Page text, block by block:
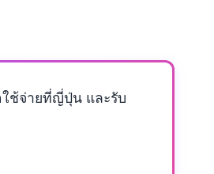
ใช้จ่ายที่ญี่ปุ่น และรับ